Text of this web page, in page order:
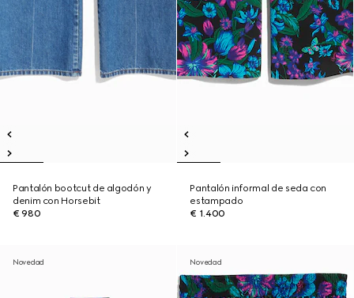
Pantalón bootcut de algodón y
denim con Horsebit
€ 980
Pantalón informal de seda con
estampado
€ 1.400
Novedad Novedad